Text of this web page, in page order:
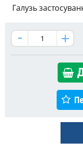
Галузь